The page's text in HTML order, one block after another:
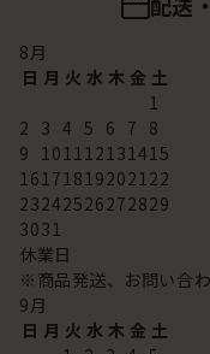
8月
日 月 火 水 木 金 土
1
2 3 4 5 6 7 8
9 101112131415
16171819202122
23242526272829
3031
休業日
※商品発送、お問い合わ
9月
日 月 火 水 木 金 土